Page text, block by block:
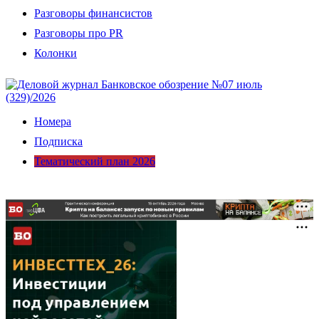
Разговоры финансистов
Разговоры про PR
Колонки
Номера
Подписка
Тематический план 2026